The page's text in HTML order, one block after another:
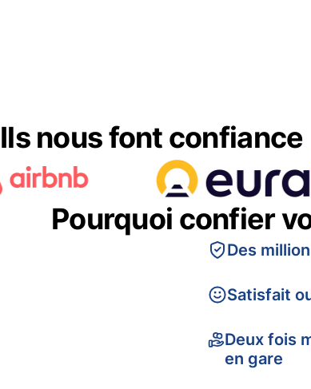
Ils nous font confiance
Pourquoi confier
Des
Satisfait
Deux fois
en gare